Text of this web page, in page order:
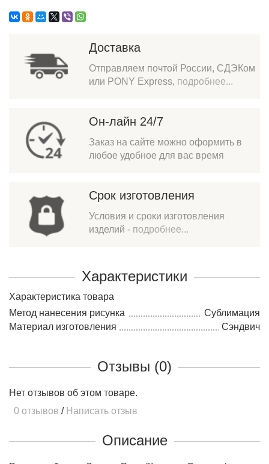
Доставка
Отправляем почтой России, СДЭКом
или PONY Express, подробнее...
Он-лайн 24/7
Заказ на сайте можно оформить в
любое удобное для вас время
Срок изготовления
Условия и сроки изготовления
изделий - подробнее...
Характеристики
Характеристика товара
Метод нанесения рисунка
Сублимация
Материал изготовления
Сэндвич
Отзывы (0)
Нет отзывов об этом товаре.
0 отзывов / Написать отзыв
Описание